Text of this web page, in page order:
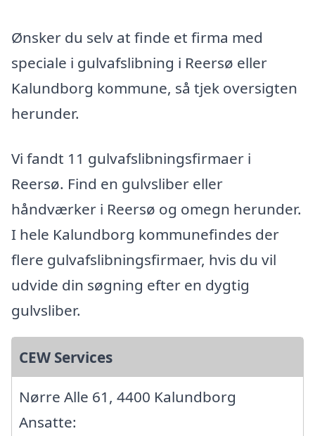
Ønsker du selv at finde et firma med
speciale i gulvafslibning i Reersø eller
Kalundborg kommune, så tjek oversigten
herunder.
Vi fandt 11 gulvafslibningsfirmaer i
Reersø. Find en gulvsliber eller
håndværker i Reersø og omegn herunder.
I hele Kalundborg kommunefindes der
flere gulvafslibningsfirmaer, hvis du vil
udvide din søgning efter en dygtig
gulvsliber.
CEW Services
Nørre Alle 61, 4400 Kalundborg
Ansatte: